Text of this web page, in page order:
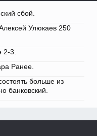
сбой.
Улюкаев 250
3.
Ранее.
больше из
банковский.